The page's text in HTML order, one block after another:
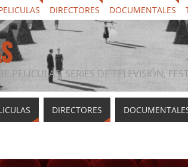
DIRECTORES DOCUMENTALES
PELÍCULAS, SERIES DE TELEVISIÓN,
DIRECTORES